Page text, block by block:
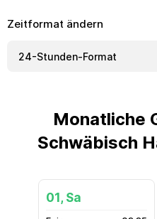
Zeitformat ändern
Monatliche
Schwäbisch
01, Sa